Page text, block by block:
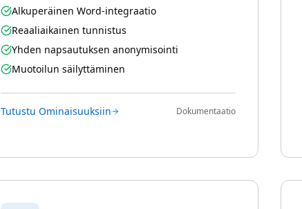
Alkuperäinen Word-integraatio
Reaaliaikainen tunnistus
Yhden napsautuksen anonymisointi
Muotoilun säilyttäminen
Tutustu Ominaisuuksiin Dokumentaatio